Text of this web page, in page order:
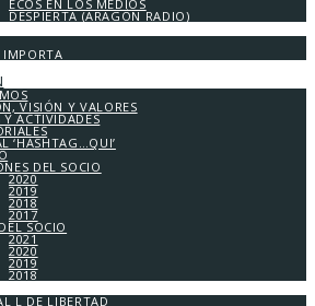
ECOS EN LOS MEDIOS
DESPIERTA (ARAGÓN RADIO)
VISIÓN Y VALORES
Y ACTIVIDADES
‘HASHTAG…QUI’
DEL SOCIO
2020
2019
2018
2017
SOCIO
2021
2020
2019
2018
L DE LIBERTAD